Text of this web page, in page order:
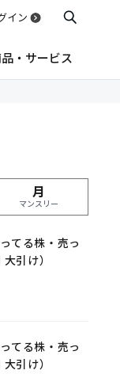
イン
・サービス
月
マンスリー
てる株・売っ
引け）
てる株・売っ
引け）